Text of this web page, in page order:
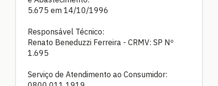
5.675 em 14/10/1996
Responsável Técnico:
Renato Beneduzzi Ferreira - CRMV: SP Nº
1.695
Serviço de Atendimento ao Consumidor: